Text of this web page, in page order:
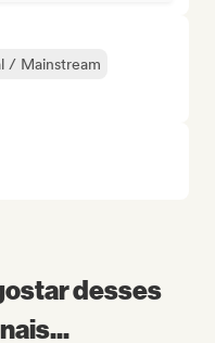
/ Mainstream
desses